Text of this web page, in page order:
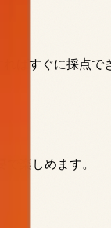
ばすぐに採点で
楽しめます。